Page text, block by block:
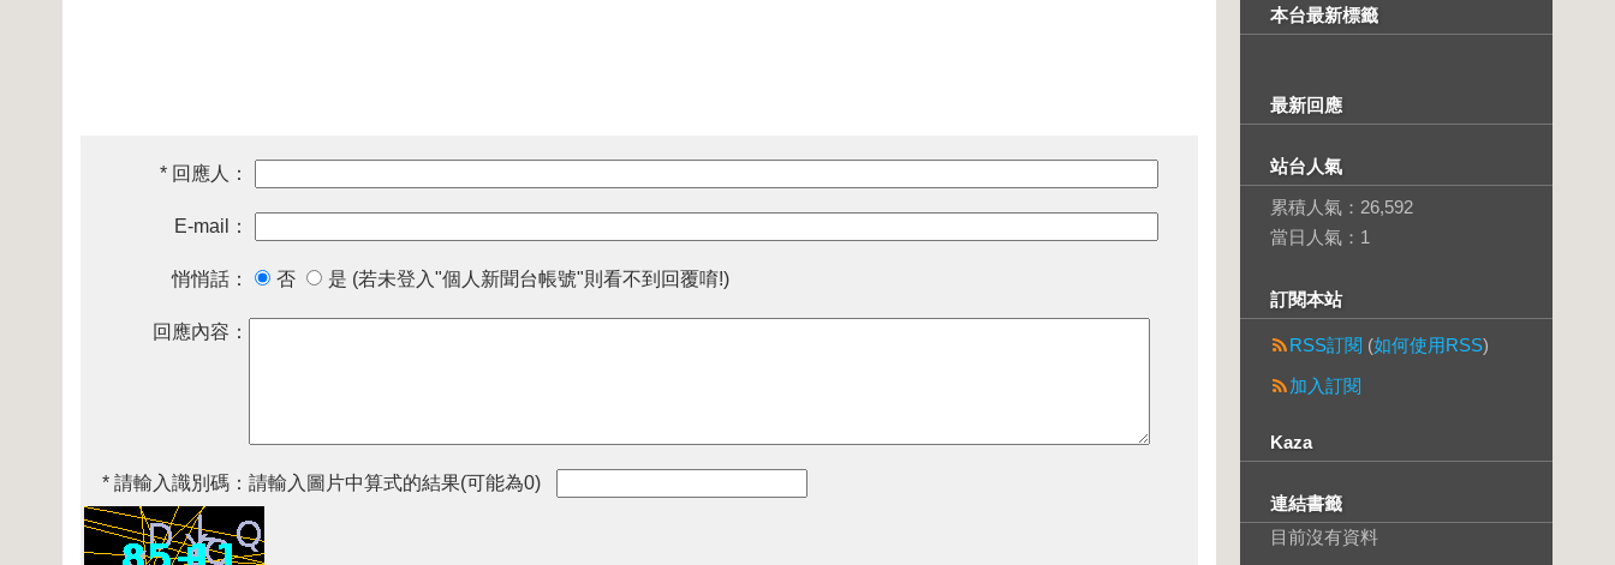
* 回應人：
E-mail：
悄悄話： 否 是 (若未登入"個人新聞台帳號"則看不到回覆唷!)
回應內容：
* 請輸入識別碼： 請輸入圖片中算式的結果(可能為0)
本台最新標籤
最新回應
站台人氣
累積人氣： 26,592
當日人氣： 1
訂閱本站
RSS訂閱 (如何使用RSS)
加入訂閱
Kaza
連結書籤
目前沒有資料